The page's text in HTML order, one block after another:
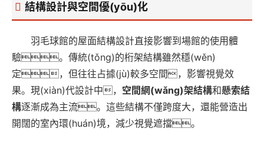
結構設計與空間優(yōu)化
羽毛球館的屋面結構設計直接影響到場館的使用體
驗。傳統(tǒng)的桁架結構雖然穩(wěn)
定，但往往占據(jù)較多空間，影響視覺效
果。現(xiàn)代設計中， 空間網(wǎng)架結構和懸索結
構逐漸成為主流。這些結構不僅跨度大，還能營造出
開闊的室內環(huán)境，減少視覺遮擋。